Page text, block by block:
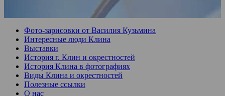
Фото-зарисовки от Василия Кузьмина
Интересные люди Клина
Выставки
История г. Клин и окрестностей
История Клина в фотографиях
Виды Клина и окрестностей
Полезные ссылки
О нас